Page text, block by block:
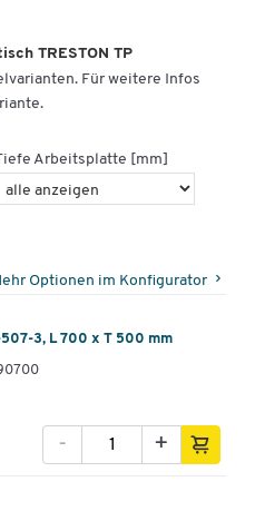
TRESTON TP
Für weitere Infos
Arbeitsplatte [mm]
Optionen im Konfigurator
3, L 700 x T 500 mm
+
-